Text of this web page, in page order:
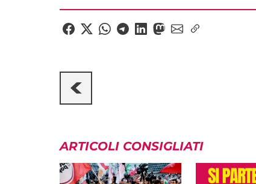
ARTICOLI CONSIGLIATI